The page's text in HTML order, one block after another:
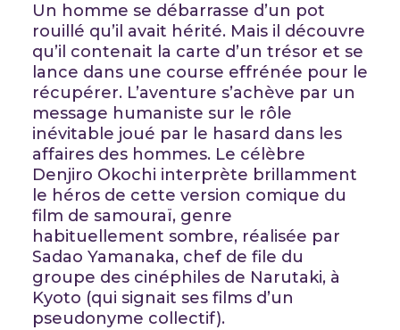
Un homme se débarrasse d’un pot
rouillé qu’il avait hérité. Mais il découvre
qu’il contenait la carte d’un trésor et se
lance dans une course effrénée pour le
récupérer. L’aventure s’achève par un
message humaniste sur le rôle
inévitable joué par le hasard dans les
affaires des hommes. Le célèbre
Denjiro Okochi interprète brillamment
le héros de cette version comique du
film de samouraï, genre
habituellement sombre, réalisée par
Sadao Yamanaka, chef de file du
groupe des cinéphiles de Narutaki, à
Kyoto (qui signait ses films d’un
pseudonyme collectif).